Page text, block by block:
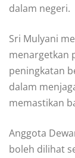
dalam negeri.
Sri Mulyani
menargetkan
peningkatan
dalam
memastikan
Anggota
boleh dilihat